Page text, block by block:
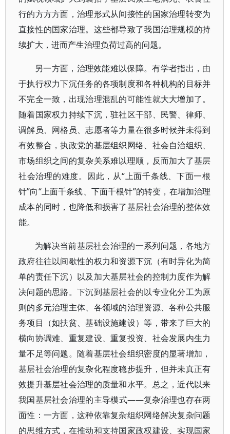
行的方方方面，治理形式从间接性的国家治理转变为
直接性的国家治理。这些都导致了我国治理规模的持
续扩大，进而产生治理负荷过高的问题。
另一方面，治理效能难以保障。有学者指出，由
于执行权力下沉任务的各项制度和各种机构的目标并
不完全一致，出现治理混乱的可能性就大大增加了。
随着国家权力持续下沉，驻社区干部、民警、律师、
调解员、网格员、志愿者等力量在很多时候并未得到
有效整合，执政党的基层组织网络、社会自治组织、
市场组织之间的复杂关系难以理顺，反而加大了基层
社会治理的难度。因此，从“上面千条线、下面一根
针”向“上面千条线、下面千根针”的转变，在增加治理
成本的同时，也降低和损害了基层社会治理的整体效
能。
为解决当前基层社会治理的一系列问题，各地方
政府往往以间歇性的权力和资源下沉（有时异化为简
单的责任下沉）以及加大基层社会的控制力度作为解
决问题的思路。下沉到基层社会的以专业化分工为原
则的多元治理主体、各领域的治理资源、各种公共服
务项目（如扶贫、基础设施建设）等，带来了巨大的
横向协调难、重复建设、重复投资、社会发展内生力
量不足等问题。随着基层社会组织密度的显著增加，
基层社会治理的复杂化程度稳步提升，但并未真正有
效提升基层社会治理的质量和水平。总之，近代以来
我国基层社会治理的主导模式——复杂治理也存在两
面性：一方面，这种依靠复杂组织网络解决复杂问题
的思维方式，在推动和支持国家政权建设、实现国家